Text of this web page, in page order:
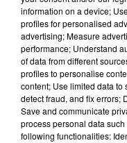
Musique
6
information on a device;
profiles for personalised
advertising; Measure
performance; Understand
of data from different
profiles to personalise
content; Use limited data to
detect fraud, and fix errors;
Save and communicate
process personal data
following functionalities: